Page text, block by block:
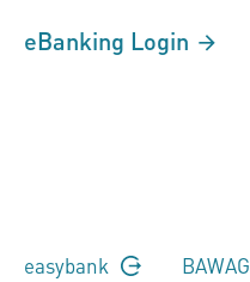
eBanking Login
easybank BAWAG